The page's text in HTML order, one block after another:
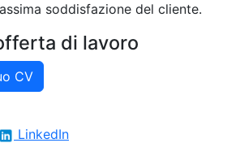
soddisfazione del cliente.
di lavoro
CV
LinkedIn